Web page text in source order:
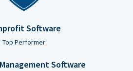
Software
Top Performer
Software